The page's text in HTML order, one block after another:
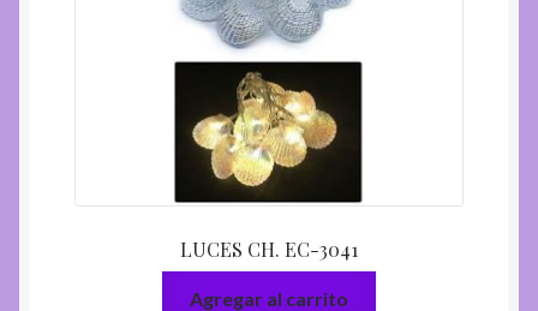
LUCES CH. EC-3041
Agregar al carrito